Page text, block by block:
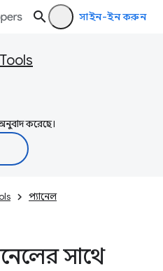
সাইন-ইন করুন
করেছে।
প্যানেল
সাথে